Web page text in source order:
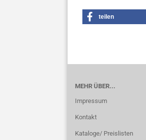
teilen
MEHR ÜBER...
Impressum
Kontakt
Kataloge/ Preislisten